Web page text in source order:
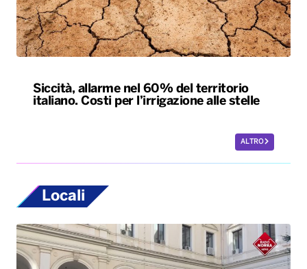
Siccità, allarme nel 60% del territorio
italiano. Costi per l’irrigazione alle stelle
ALTRO
Locali